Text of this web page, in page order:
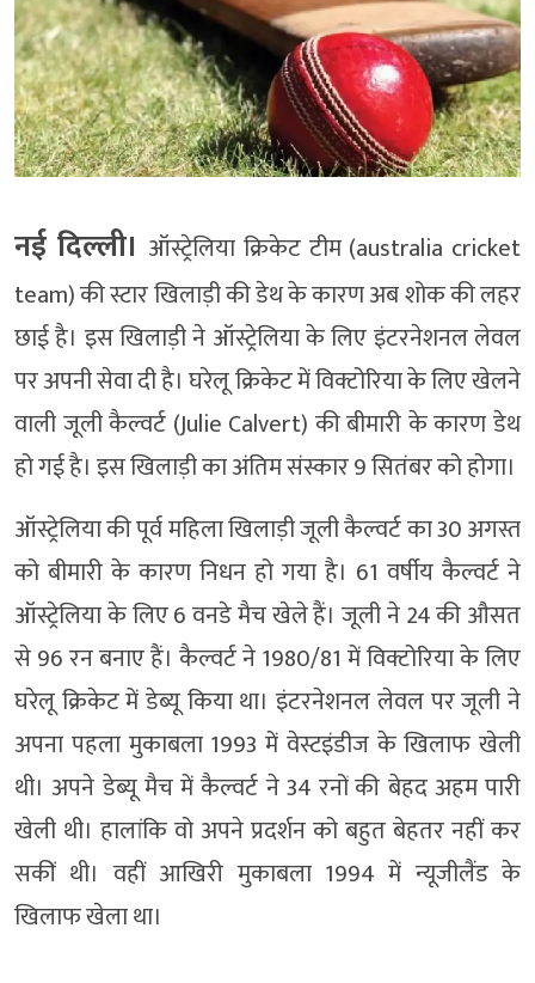
नई दिल्ली। ऑस्ट्रेलिया क्रिकेट टीम (australia cricket
team) की स्टार खिलाड़ी की डेथ के कारण अब शोक की लहर
छाई है। इस खिलाड़ी ने ऑस्ट्रेलिया के लिए इंटरनेशनल लेवल
पर अपनी सेवा दी है। घरेलू क्रिकेट में विक्टोरिया के लिए खेलने
वाली जूली कैल्वर्ट (Julie Calvert) की बीमारी के कारण डेथ
हो गई है। इस खिलाड़ी का अंतिम संस्कार 9 सितंबर को होगा।
ऑस्ट्रेलिया की पूर्व महिला खिलाड़ी जूली कैल्वर्ट का 30 अगस्त
को बीमारी के कारण निधन हो गया है। 61 वर्षीय कैल्वर्ट ने
ऑस्ट्रेलिया के लिए 6 वनडे मैच खेले हैं। जूली ने 24 की औसत
से 96 रन बनाए हैं। कैल्वर्ट ने 1980/81 में विक्टोरिया के लिए
घरेलू क्रिकेट में डेब्यू किया था। इंटरनेशनल लेवल पर जूली ने
अपना पहला मुकाबला 1993 में वेस्टइंडीज के खिलाफ खेली
थी। अपने डेब्यू मैच में कैल्वर्ट ने 34 रनों की बेहद अहम पारी
खेली थी। हालांकि वो अपने प्रदर्शन को बहुत बेहतर नहीं कर
सकीं थी। वहीं आखिरी मुकाबला 1994 में न्यूजीलैंड के
खिलाफ खेला था।